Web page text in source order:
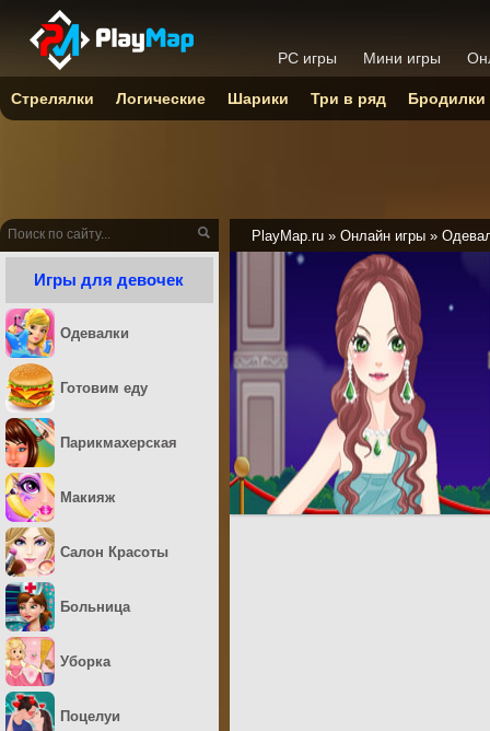
PlayMap.ru » Онлайн игры »
Игры для девочек
Одевалки
Готовим еду
Парикмахерская
Макияж
Салон Красоты
Больница
Уборка
Поцелуи
PC игры Мини игры
Стрелялки Логические Шарики Три в ряд Бродилки